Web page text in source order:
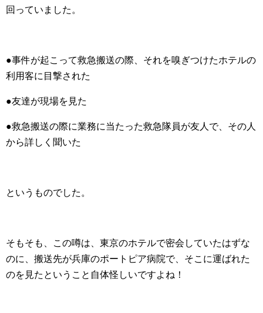
回っていました。
●事件が起こって救急搬送の際、それを嗅ぎつけたホテルの
利用客に目撃された
●友達が現場を見た
●救急搬送の際に業務に当たった救急隊員が友人で、その人
から詳しく聞いた
というものでした。
そもそも、この噂は、東京のホテルで密会していたはずな
のに、搬送先が兵庫のポートピア病院で、そこに運ばれた
のを見たということ自体怪しいですよね！